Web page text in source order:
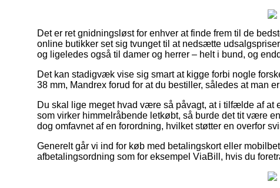
Det er ret gnidningsløst for enhver at finde frem til de
online butikker set sig tvunget til at nedsætte
og ligeledes også til damer og herrer – helt i bund, og
Det kan stadigvæk vise sig smart at kigge forbi nogle
38 mm, Mandrex forud for at du bestiller, således at man
Du skal lige meget hvad være så påvagt, at i tilfælde af at
som virker himmelråbende letkøbt, så burde det tit være
dog omfavnet af en forordning, hvilket støtter en overfor
Generelt går vi ind for køb med betalingskort eller
afbetalingsordning som for eksempel ViaBill, hvis du